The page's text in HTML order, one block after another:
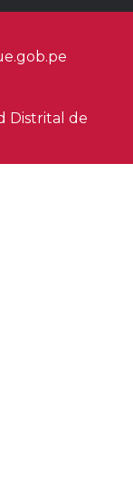
Distrital de